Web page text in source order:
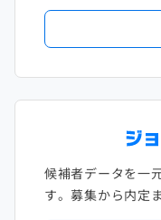
候補者データを一
す。募集から内定